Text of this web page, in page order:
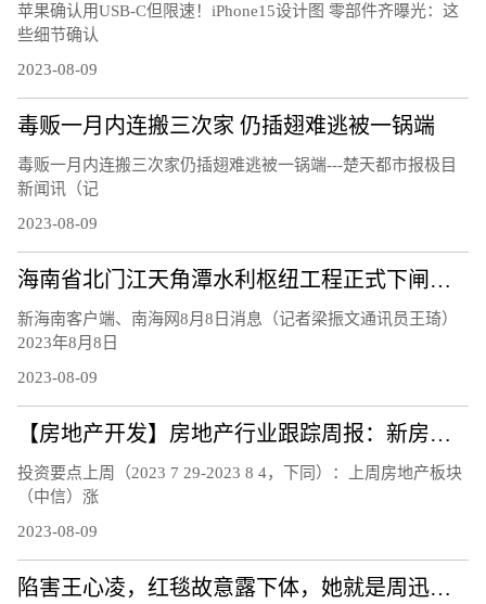
苹果确认用USB-C但限速！iPhone15设计图 零部件齐曝光：这
些细节确认
2023-08-09
毒贩一月内连搬三次家 仍插翅难逃被一锅端
毒贩一月内连搬三次家仍插翅难逃被一锅端---楚天都市报极目
新闻讯（记
2023-08-09
海南省北门江天角潭水利枢纽工程正式下闸蓄水
新海南客户端、南海网8月8日消息（记者梁振文通讯员王琦）
2023年8月8日
2023-08-09
【房地产开发】房地产行业跟踪周报：新房二手房销售持续下行，南京郑州等地发布楼市新政
投资要点上周（2023 7 29-2023 8 4，下同）：上周房地产板块
（中信）涨
2023-08-09
陷害王心凌，红毯故意露下体，她就是周迅口中的“骚浪贱”